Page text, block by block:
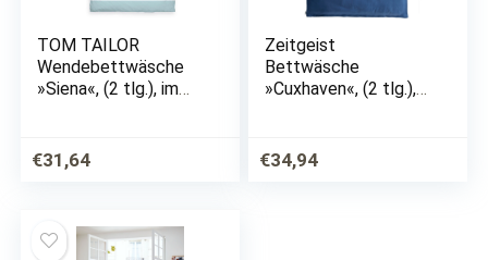
TOM TAILOR
Wendebettwäsche
»Siena«, (2 tlg.), im
€31,64
Zeitgeist
Bettwäsche
»Cuxhaven«, (2 tlg.),
€34,94